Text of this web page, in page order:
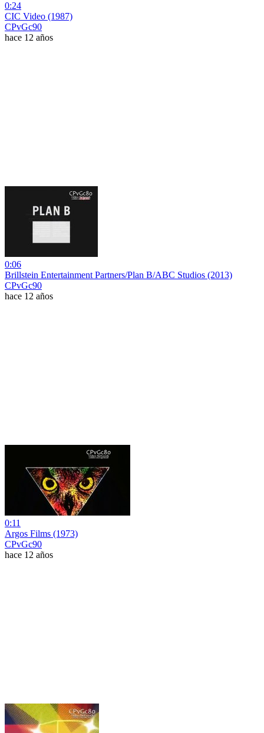
0:24
CIC Video (1987)
CPvGc90
hace 12 años
0:06
Brillstein Entertainment Partners/Plan B/ABC Studios (2013)
CPvGc90
hace 12 años
0:11
Argos Films (1973)
CPvGc90
hace 12 años